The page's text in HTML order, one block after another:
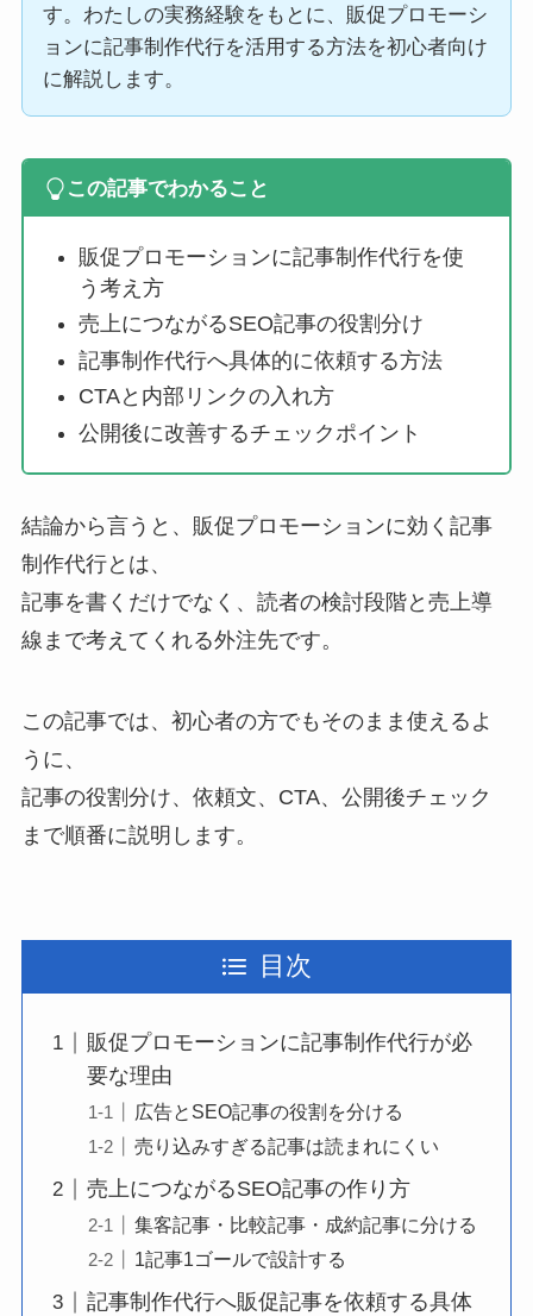
す。わたしの実務経験をもとに、販促プロモーシ
ョンに記事制作代行を活用する方法を初心者向け
に解説します。
この記事でわかること
販促プロモーションに記事制作代行を使
う考え方
売上につながるSEO記事の役割分け
記事制作代行へ具体的に依頼する方法
CTAと内部リンクの入れ方
公開後に改善するチェックポイント
結論から言うと、販促プロモーションに効く記事
制作代行とは、
記事を書くだけでなく、読者の検討段階と売上導
線まで考えてくれる外注先です。
この記事では、初心者の方でもそのまま使えるよ
うに、
記事の役割分け、依頼文、CTA、公開後チェック
まで順番に説明します。
目次
販促プロモーションに記事制作代行が必
要な理由
広告とSEO記事の役割を分ける
売り込みすぎる記事は読まれにくい
売上につながるSEO記事の作り方
集客記事・比較記事・成約記事に分ける
1記事1ゴールで設計する
記事制作代行へ販促記事を依頼する具体